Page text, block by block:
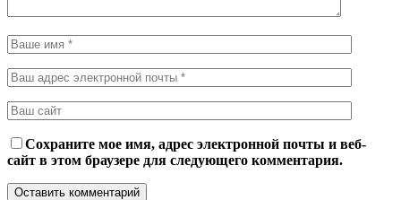
Сохраните мое имя, адрес электронной почты и веб-
сайт в этом браузере для следующего комментария.